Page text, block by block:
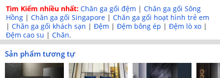
01 ga phủ hè 1 lớp cao cấp
02 vỏ gối nằm 48x74cm
02 vỏ gối nằm thay thế
02 vỏ gối tựa 60x60cm
Tìm Kiếm nhiều nhất: Chăn ga gối đệm | Chăn ga gối Sông
Hồng | Chăn ga gối Singapore | Chăn ga gối hoạt hình trẻ em
| Chăn ga gối khách sạn | Đệm | Đệm bông ép | Đệm lò xo |
Đệm cao su | Chăn.
Sản phẩm tương tự